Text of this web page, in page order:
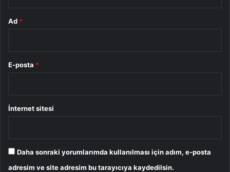
Ad *
E-posta *
İnternet sitesi
Daha sonraki yorumlarımda kullanılması için adım, e-posta
adresim ve site adresim bu tarayıcıya kaydedilsin.